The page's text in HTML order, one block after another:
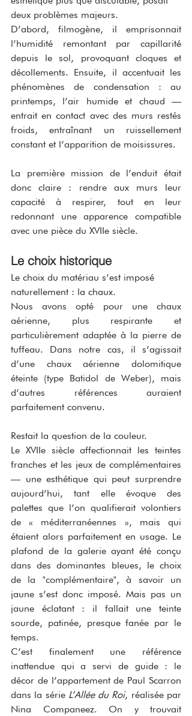
deux problèmes majeurs.
D’abord, filmogène, il emprisonnait
l’humidité remontant par capillarité
depuis le sol, provoquant cloques et
décollements. Ensuite, il accentuait les
phénomènes de condensation : au
printemps, l’air humide et chaud —
entrait en contact avec des murs restés
froids, entraînant un ruissellement
constant et l’apparition de moisissures.
La première mission de l’enduit était
donc claire : rendre aux murs leur
capacité à respirer, tout en leur
redonnant une apparence compatible
avec une pièce du XVIIe siècle.
Le choix historique
Le choix du matériau s’est imposé
naturellement : la chaux.
Nous avons opté pour une chaux
aérienne, plus respirante et
particulièrement adaptée à la pierre de
tuffeau. Dans notre cas, il s’agissait
d’une chaux aérienne dolomitique
éteinte (type Batidol de Weber), mais
d’autres références auraient
parfaitement convenu.
Restait la question de la couleur.
Le XVIIe siècle affectionnait les teintes
franches et les jeux de complémentaires
— une esthétique qui peut surprendre
aujourd’hui, tant elle évoque des
palettes que l’on qualifierait volontiers
de « méditerranéennes », mais qui
étaient alors parfaitement en usage. Le
plafond de la galerie ayant été conçu
dans des dominantes bleues, le choix
de la "complémentaire", à savoir un
jaune s’est donc imposé. Mais pas un
jaune éclatant : il fallait une teinte
sourde, patinée, presque fanée par le
temps.
C’est finalement une référence
inattendue qui a servi de guide : le
décor de l’appartement de Paul Scarron
dans la série L’Allée du Roi, réalisée par
Nina Companeez. On y trouvait